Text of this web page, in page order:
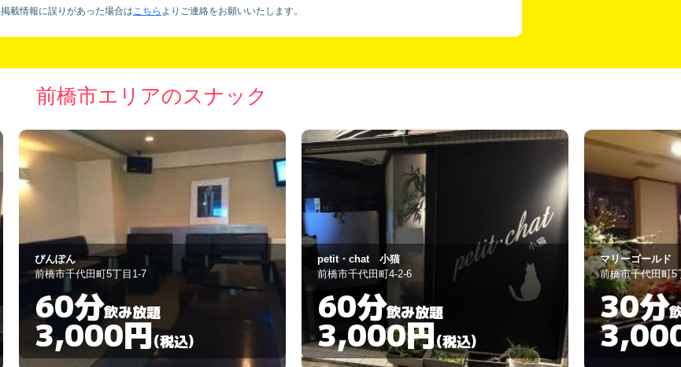
掲載情報に誤りがあった場合はこちら より ご連絡をお願いいたします。
前橋市エリアのスナック
petit・chat 小猫
前橋市千代田町4-2-6
60分飲み放題
3,000円(税込)
マリーゴールド
前橋市千代田町5丁目2-10
30分飲み放題
3,000円(税込)
スナック マイ
前橋市千代田町
60分